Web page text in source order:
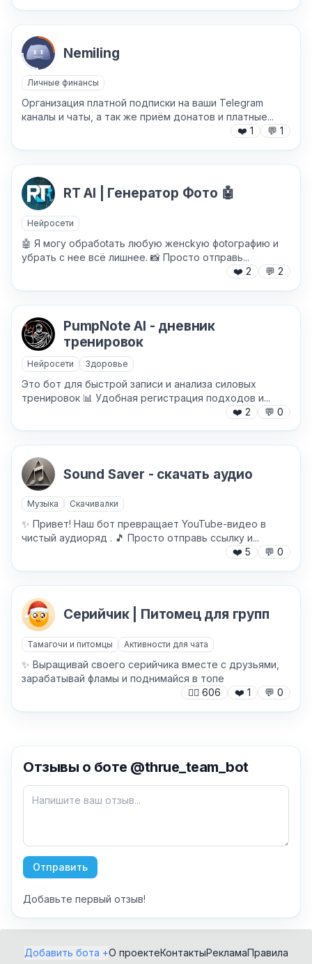
Как добавить бота?
антиспам
Причина жалобы*
Текст обращения (необязательно)
Хочу получить ответ на email
Nemiling
Личные финансы
Организация платной подписки на ваши Telegram
каналы и чаты, а так же приём донатов и платные...
❤️ 1 💬 1
RT AI | Генератор Фото 🤖
Нейросети
🤖 Я мoгy oбpaбotaть любyю жeнckyю фotoгpaфию и
yбрaть c нee вcё лишнee. 📸 Пpocтo oтпpaвь...
❤️ 2 💬 2
PumpNote AI - дневник
тренировок
Нейросети Здоровье
Это бот для быстрой записи и анализа силовых
тренировок 📊 Удобная регистрация подходов и...
❤️ 2 💬 0
Sound Saver - скачать аудио
Музыка Скачивалки
✨ Привет! Наш бот превращает YouTube-видео в
чистый аудиоряд . 🎵 Просто отправь ссылку и...
❤️ 5 💬 0
Серийчик | Питомец для групп
Тамагочи и питомцы Активности для чата
✨️ Выращивай своего серийчика вместе с друзьями,
зарабатывай фламы и поднимайся в топе
🙍‍♂️ 606 ❤️ 1 💬 0
Отзывы о боте @thrue_team_bot
Отправить
Добавьте первый отзыв!
Добавить бота +О проектеКонтактыРекламаПравила